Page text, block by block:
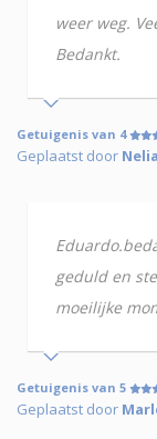
weer weg.
Bedankt.
Getuigenis van 4
Geplaatst door Nelia
geduld en
moeilijke
Getuigenis van 5
Geplaatst door